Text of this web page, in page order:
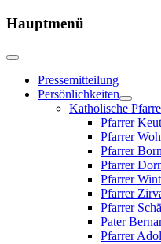
Hauptmenü
Pressemitteilung
Persönlichkeiten
Katholische
Pfarrer
Pfarrer
Pfarrer
Pfarrer
Pfarrer
Pfarrer
Pfarrer
Pater
Pfarrer